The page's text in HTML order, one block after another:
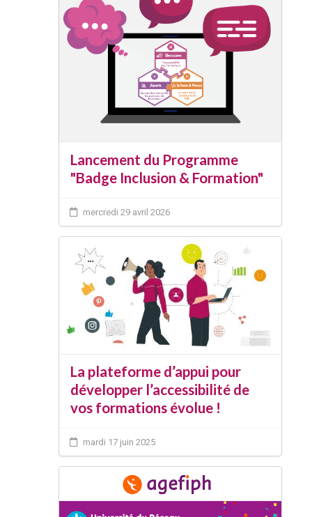
Lancement du Programme
"Badge Inclusion & Formation"
mercredi 29 avril 2026
La plateforme d’appui pour
développer l’accessibilité de
vos formations évolue !
mardi 17 juin 2025